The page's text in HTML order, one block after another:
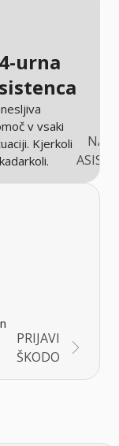
urna
v vsaki
Kjerkoli
PRIJAVI
ŠKODO